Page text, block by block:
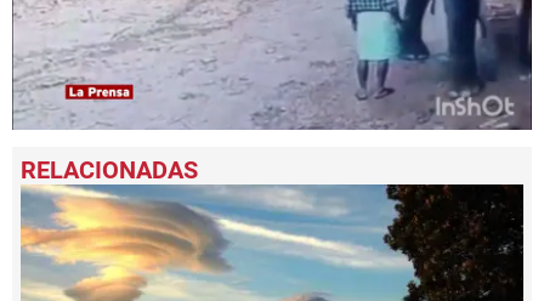
seconds
of
1
minute,
12
seconds